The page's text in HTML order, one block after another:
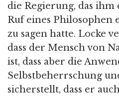
die Regierung, das
Ruf eines Philosophen
zu sagen hatte. Locke
dass der Mensch von
ist, dass aber die
Selbstbeherrschung
sicherstellt, dass er